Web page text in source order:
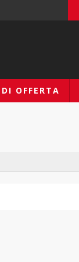
OFFERTA